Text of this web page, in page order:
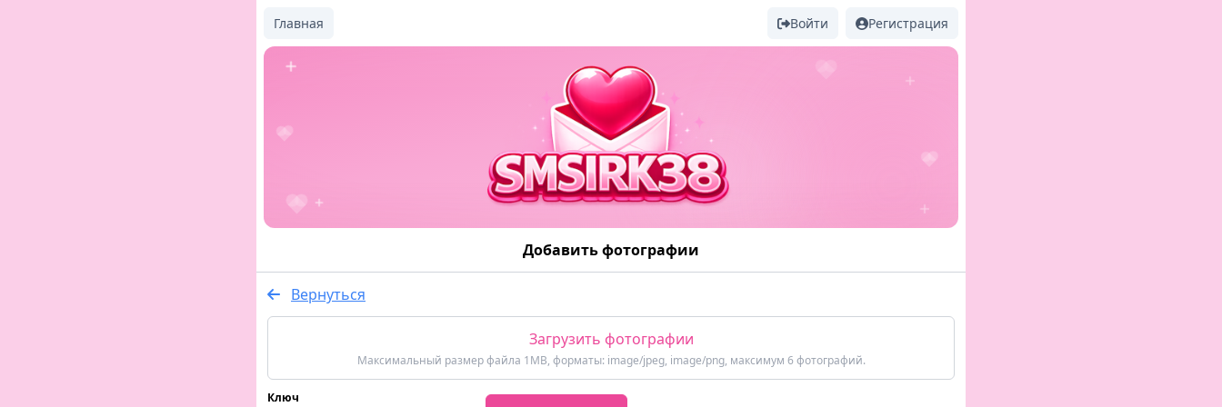
Главная Войти Регистрация
Добавить фотографии
Вернуться
Загрузить фотографии
Максимальный размер файла 1MB, форматы: image/jpeg, image/png, максимум 6 фотографий.
Ключ